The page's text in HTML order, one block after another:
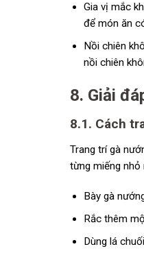
Gia vị mắc
để món ăn
Nồi chiên
nồi chiên
8. Giải
8.1. Cách
Trang trí gà
từng miếng nhỏ
Bày gà
Rắc thêm
Dùng lá